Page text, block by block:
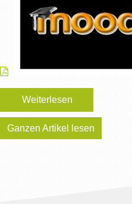
Weiterlesen
Ganzen Artikel lesen